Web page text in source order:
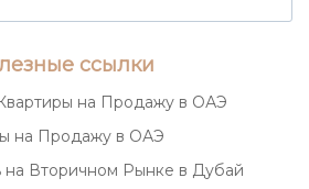
ссылки
на Продажу в ОАЭ
на Продажу в ОАЭ
на Вторичном Рынке в Дубай